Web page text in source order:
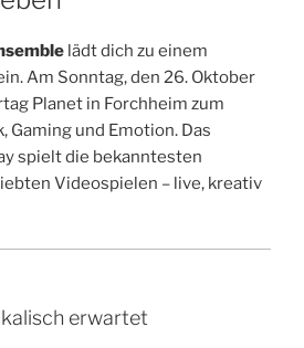
lädt dich zu einem
Am Sonntag, den 26. Oktober
Planet in Forchheim zum
und Emotion. Das
spielt die bekanntesten
Videospielen – live, kreativ
erwartet